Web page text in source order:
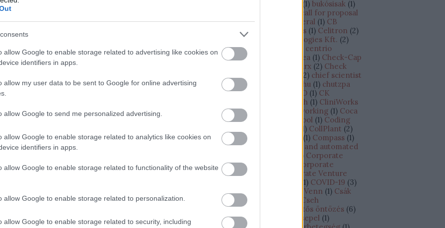
allow Google to enable storage related to advertising like cookies on
identifiers in apps.
allow my user data to be sent to Google for online advertising
allow Google to send me personalized advertising.
allow Google to enable storage related to analytics like cookies on
identifiers in apps.
allow Google to enable storage related to functionality of the website
allow Google to enable storage related to personalization.
allow Google to enable storage related to security, including
(1) bukósisak (1)
call for proposal
(1) CAPEX (1) Cape Canaveral (1) CB
Insights 1 cégértékesítés (1) Celitron (2)
Celitron Medical Technologies Kft. (2)
CellCure (
centrio
microprocessor
Cesarea (1) Check-Cap
Checkmarx (2) Check
2) chief scientist
chip ) chu (1) chutzpa
) címkézés CINADCO (1) CK
Climate Tech (1) CliniWorks
Cnoga Medical co-working (1) Coca
Cola (1) Cockpit Codecool (1) Coding
1) CollPlant (2)
Colosseum Sport
(1) Compass (1)
Compugen
connected and automated
) Corporate
Innovation Antenna
Corporate
Innovation Lab
Corporate Venture
1) COVID-19 (3)
crowdfunding
CRO of Venn (1) Csák
János
csapatépítés
Cseh
Köztársaság
csepegtetős öntözés (6)
csepegtető öntözés
Csepel (1)